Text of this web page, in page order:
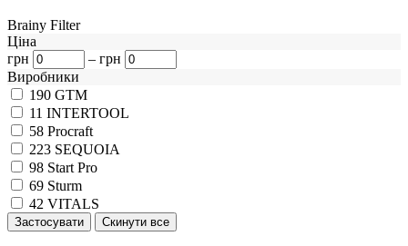
Brainy Filter
Ціна
грн
– грн
Виробники
190 GTM
11 INTERTOOL
58 Procraft
223 SEQUOIA
98 Start Pro
69 Sturm
42 VITALS